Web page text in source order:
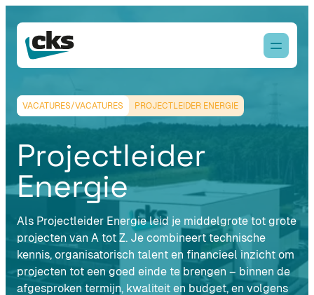
VACATURES/VACATURES PROJECTLEIDER ENERGIE
Projectleider
Energie
Als Projectleider Energie leid je middelgrote tot grote
projecten van A tot Z. Je combineert technische
kennis, organisatorisch talent en financieel inzicht om
projecten tot een goed einde te brengen – binnen de
afgesproken termijn, kwaliteit en budget, en volgens